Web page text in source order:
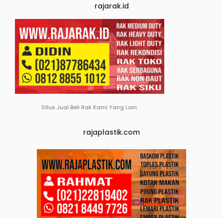
rajarak.id
Situs Jual Beli Rak Kami Yang Lain.
rajaplastik.com